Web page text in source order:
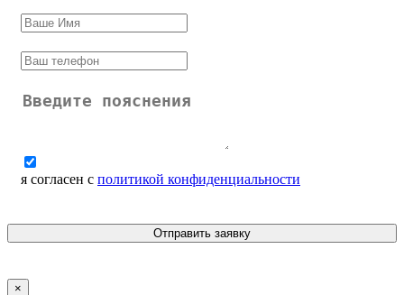
я согласен с политикой конфиденциальности
Отправить заявку
×